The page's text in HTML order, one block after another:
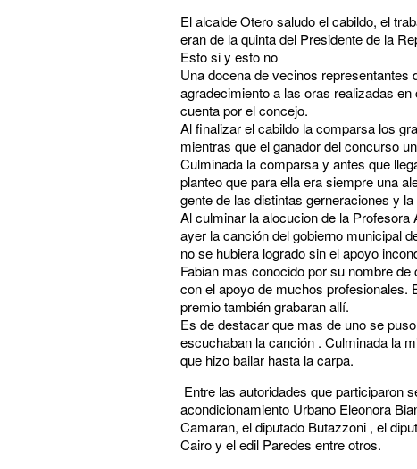
El alcalde Otero saludo el cabildo, el
eran de la quinta del Presidente de la
Esto si y esto no
Una docena de vecinos
agradecimiento a las oras realizadas
cuenta por el concejo.
Al finalizar el cabildo la comparsa los
mientras que el ganador del concurso
Culminada la comparsa y antes que
planteo que para ella era siempre una
gente de las distintas gerneraciones y
Al culminar la alocucion de la
ayer la canción del gobierno municipal
no se hubiera logrado sin el apoyo
Fabian mas conocido por su nombre
con el apoyo de muchos profesionales.
premio también grabaran allí.
Es de destacar que mas de uno se
escuchaban la canción . Culminada la
que hizo bailar hasta la carpa.
Entre las autoridades que participaron
acondicionamiento Urbano Eleonora
Camaran, el diputado Butazzoni , el
Cairo y el edil Paredes entre otros.